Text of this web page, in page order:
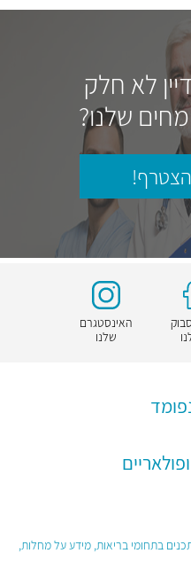
לא חלק
שלנו?
האינסטגרם
שלנו
בתחומי בריאות, מידע על מחלות,